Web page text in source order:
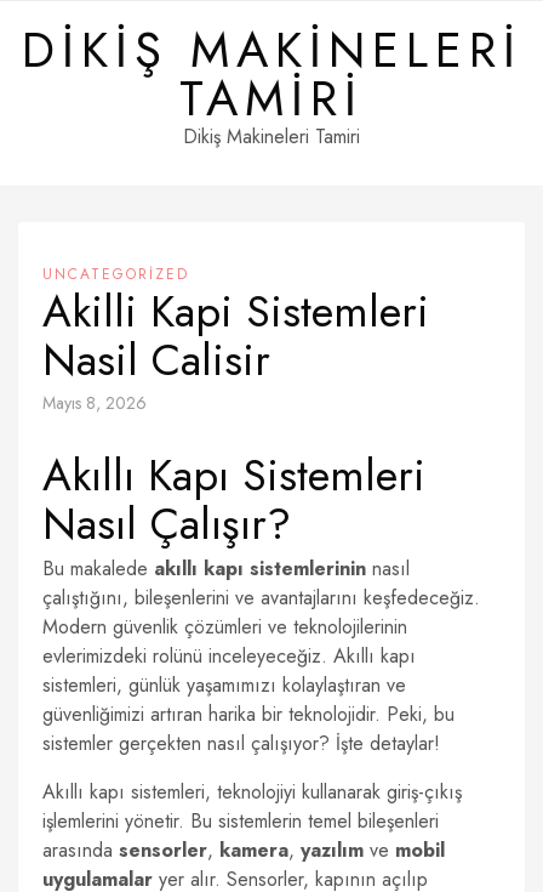
contentDIKIŞ MAKINELERI
TAMIRI
Dikiş Makineleri Tamiri
UNCATEGORIZED
Akilli Kapi Sistemleri
Nasil Calisir
Mayıs 8, 2026
Akıllı Kapı Sistemleri
Nasıl Çalışır?
Bu makalede akıllı kapı sistemlerinin nasıl
çalıştığını, bileşenlerini ve avantajlarını keşfedeceğiz.
Modern güvenlik çözümleri ve teknolojilerinin
evlerimizdeki rolünü inceleyeceğiz. Akıllı kapı
sistemleri, günlük yaşamımızı kolaylaştıran ve
güvenliğimizi artıran harika bir teknolojidir. Peki, bu
sistemler gerçekten nasıl çalışıyor? İşte detaylar!
Akıllı kapı sistemleri, teknolojiyi kullanarak giriş-çıkış
işlemlerini yönetir. Bu sistemlerin temel bileşenleri
arasında sensorler, kamera, yazılım ve mobil
uygulamalar yer alır. Sensorler, kapının açılıp